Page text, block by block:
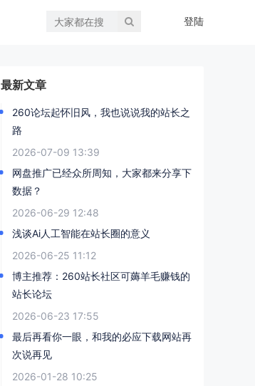
登陆
最新文章
260论坛起怀旧风，我也说说我的站长之
路
2026-07-09 13:39
网盘推广已经众所周知，大家都来分享下
数据？
2026-06-29 12:48
浅谈Ai人工智能在站长圈的意义
2026-06-25 11:12
博主推荐：260站长社区可薅羊毛赚钱的
站长论坛
2026-06-23 17:55
最后再看你一眼，和我的必应下载网站再
次说再见
2026-01-28 10:25